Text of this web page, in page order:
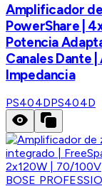
Amplificador
PowerShare |
Potencia
Canales Dante |
Impedancia
PS404DPS404D
BOSE